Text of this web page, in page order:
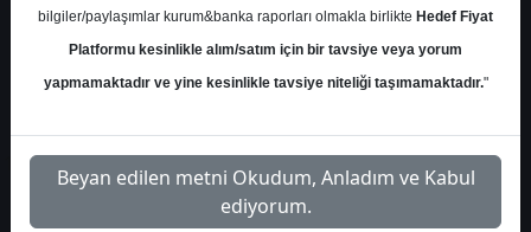
bilgiler/paylaşımlar kurum&banka raporları olmakla birlikte Hedef Fiyat
Platformu kesinlikle alım/satım için bir tavsiye veya yorum
yapmamaktadır ve yine kesinlikle tavsiye niteliği taşımamaktadır."
Beyan edilen metni Okudum, Anladım ve Kabul
ediyorum.